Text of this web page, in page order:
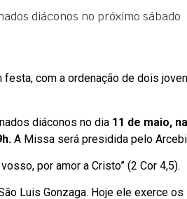
diáconos no próximo sábado
com a ordenação de dois
diáconos no dia 11 de maio, na
A Missa será presidida pelo
por amor a Cristo” (2 Cor 4,5).
Luis Gonzaga. Hoje ele exerce os